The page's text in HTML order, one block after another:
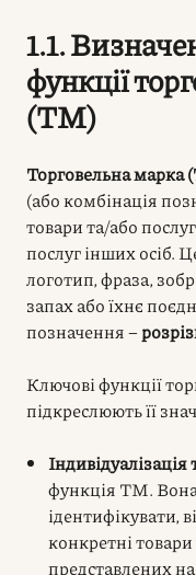
1.1.
функції
(ТМ)
Торговельна марка
(або комбінація
товари та/або
послуг інших осіб.
логотип, фраза,
запах або їхнє
позначення –
Ключові функції
підкреслюють її
Індивідуалізація
функція ТМ.
ідентифікувати,
конкретні товари
представлених